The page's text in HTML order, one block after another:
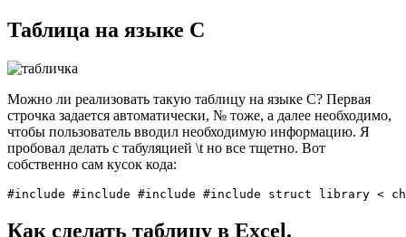
Таблица на языке C
Можно ли реализовать такую таблицу на языке С? Первая
строчка задается автоматически, № тоже, а далее необходимо,
чтобы пользователь вводил необходимую информацию. Я
пробовал делать с табуляцией \t но все тщетно. Вот
собственно сам кусок кода:
#include #include #include #include struct library < char
Как сделать таблицу в Excel.